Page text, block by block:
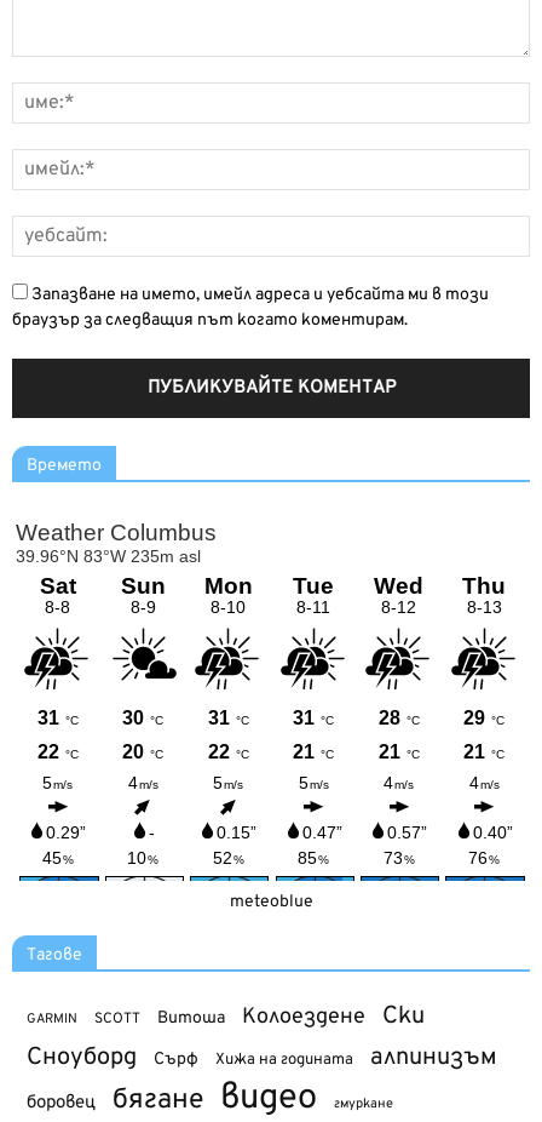
Запазване на името, имейл адреса и уебсайта ми в този
браузър за следващия път когато коментирам.
Времето
meteoblue
Тагове
GARMIN SCOTT Витоша Колоездене Ски
Сноуборд Сърф Хижа на годината алпинизъм
боровец бягане видео гмуркане